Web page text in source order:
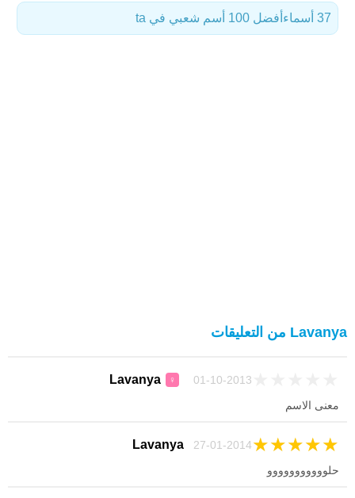
أفضل 100 أسم شعبي في ta 37 أسماء
Lavanya من التعليقات
Lavanya ♀ 01-10-2013
معنى الاسم
Lavanya 27-01-2014 ★
★
★
★
★
حلووووووووووو